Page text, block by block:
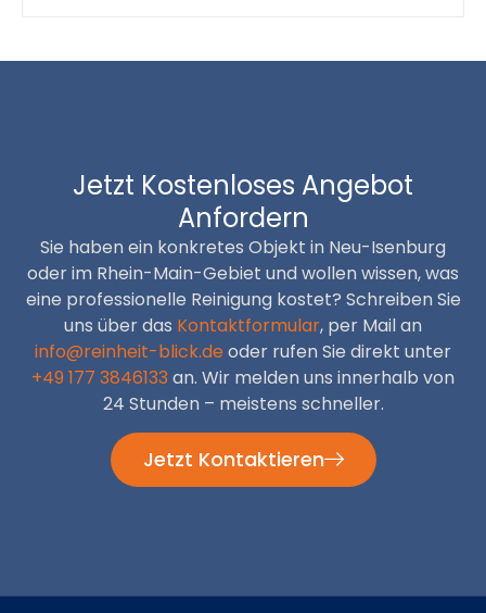
Jetzt Kostenloses Angebot
Anfordern
Sie haben ein konkretes Objekt in Neu-Isenburg
oder im Rhein-Main-Gebiet und wollen wissen, was
eine professionelle Reinigung kostet? Schreiben Sie
uns über das Kontaktformular, per Mail an
info@reinheit-blick.de oder rufen Sie direkt unter
+49 177 3846133 an. Wir melden uns innerhalb von
24 Stunden – meistens schneller.
Jetzt Kontaktieren